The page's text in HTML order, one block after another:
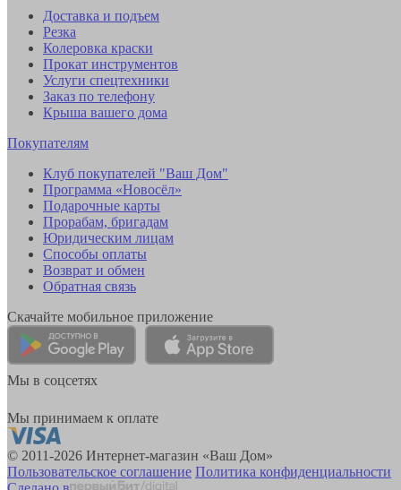
Доставка и подъем
Резка
Колеровка краски
Прокат инструментов
Услуги спецтехники
Заказ по телефону
Крыша вашего дома
Покупателям
Клуб покупателей "Ваш Дом"
Программа «Новосёл»
Подарочные карты
Прорабам, бригадам
Юридическим лицам
Способы оплаты
Возврат и обмен
Обратная связь
Скачайте мобильное приложение
Мы в соцсетях
Мы принимаем к оплате
© 2011-2026 Интернет-магазин «Ваш Дом»
Пользовательское соглашение Политика конфиденциальности